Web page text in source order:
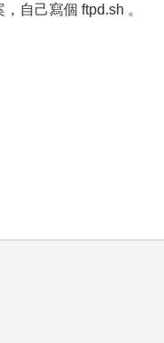
自己寫個 ftpd.sh 。